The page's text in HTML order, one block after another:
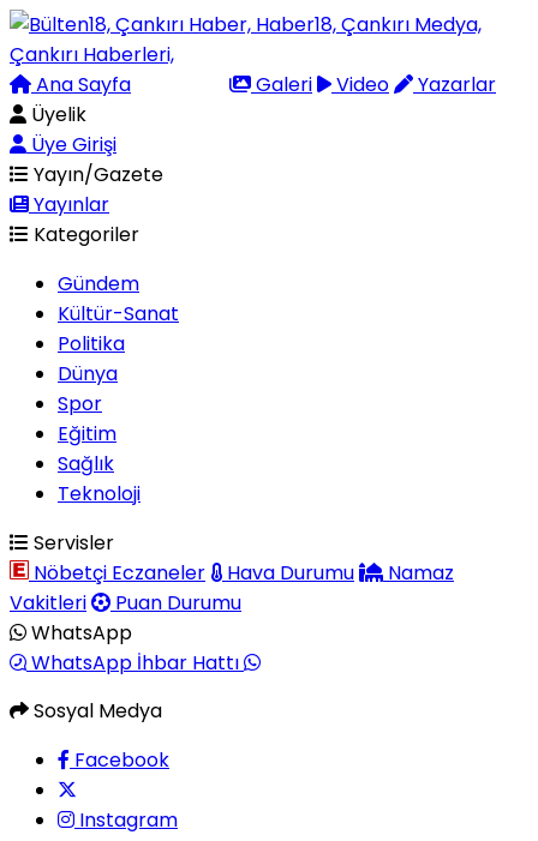
Ana Sayfa Galeri Video
Yazarlar
Üyelik
Üye Girişi
Yayın/Gazete
Yayınlar
Kategoriler
Gündem
Kültür-Sanat
Politika
Dünya
Spor
Eğitim
Sağlık
Teknoloji
Servisler
Nöbetçi Eczaneler
Hava Durumu
Namaz
Vakitleri
Puan Durumu
WhatsApp
WhatsApp İhbar Hattı
Sosyal Medya
Facebook
Instagram